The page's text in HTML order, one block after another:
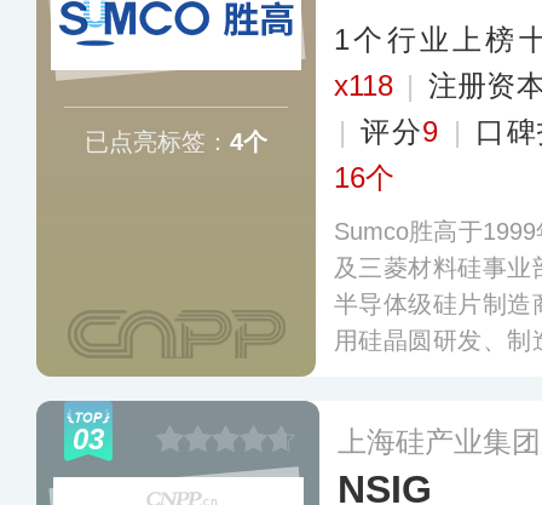
已点亮标签： 4个
1个行业上榜
x118 | 注册资
| 评分9 | 口
16个
Sumco胜高于
及三菱材料硅事
半导体级硅片制造
用硅晶圆研发、
03 上海硅产业集
NSIG